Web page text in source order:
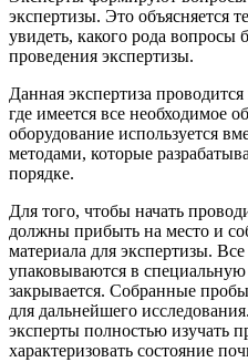
экспертизы. Это объясняется
увидеть, какого рода вопросы
проведения экспертизы.
Данная экспертиза
где имеется все необходимое
оборудование используется
методами, которые
порядке.
Для того, чтобы начать
должны прибыть на место и
материала для экспертизы.
упаковываются в специальную
закрывается. Собранные
для дальнейшего
эксперты полностью изучать
характеризовать состояние